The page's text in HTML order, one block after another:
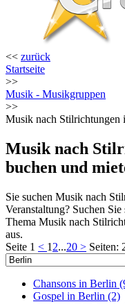
<< zurück
Startseite
>>
Musik - Musikgruppen
>>
Musik nach Stilrichtungen
Musik nach
buchen und
Sie suchen Musik nach
Veranstaltung? Suchen
Thema Musik nach
aus.
Seite 1 < 1 2...20 > Seiten:
Chansons in Berlin
Gospel in Berlin (2)